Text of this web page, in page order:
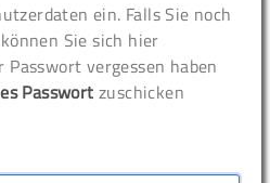
ein. Falls Sie noch
Sie sich hier
Passwort vergessen haben
Passwort zuschicken